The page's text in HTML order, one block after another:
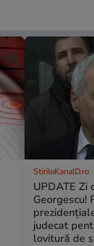
StirileKanalD.ro
UPDATE Zi
Georgescu!
judecat
lovitură de